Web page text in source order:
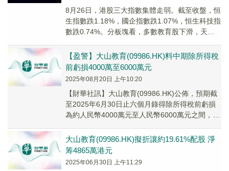
8月26日，港股三大指數集體走弱。截至收盤，恒
生指數跌1.18%，國企指數跌1.07%，恒生科技指
數跌0.74%。分板塊看，多數教育股下滑，天立
【盈警】大山教育(09986.HK)料中期除所得稅
前虧損4000萬至6000萬元
2025年08月20日 上午10:20
【財華社訊】大山教育(09986.HK)公佈，預期截
至2025年6月30日止六個月錄得除所得稅前虧損
為約人民幣4000萬元至人民幣6000萬元之間，而
大山教育(09986.HK)擬折讓約19.61%配股 淨
筹4865萬港元
2025年06月30日 上午11:29